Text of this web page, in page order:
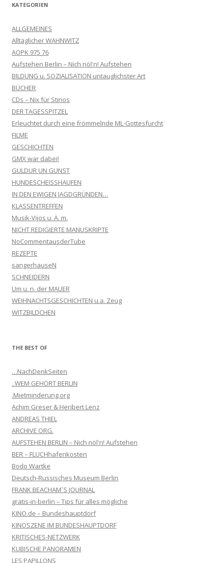
KATEGORIEN
ALLGEMEINES
Alltäglicher WAHNWITZ
AOPK 975 76
Aufstehen Berlin – Nich nöl'n! Aufstehen
BILDUNG u. SOZIALISATION untauglichster Art
BÜCHER
CDs – Nix für Stinos
DER TAGESSPITZEL
Erleuchtet durch eine frömmelnde ML-Gottesfurcht
FILME
GESCHICHTEN
GMX war dabei!
GULDUR UN GUNST
HUNDESCHEISSHAUFEN
IN DEN EWIGEN JAGDGRÜNDEN…
KLASSENTREFFEN
Musik-Vijos u. Ä. m.
NICHT REDIGIERTE MANUSKRIPTE
NoCommentausderTube
REZEPTE
sangerhauseN
SCHNEIDERN
Um u. n. der MAUER
WEIHNACHTSGESCHICHTEN u.a. Zeug
WITZBILDCHEN
THE BEST OF
…NachDenkSeiten
..WEM GEHÖRT BERLIN
.Mietminderung.org
Achim Greser & Heribert Lenz
ANDREAS THIEL
ARCHIVE ORG.
AUFSTEHEN BERLIN – Nich nöl'n! Aufstehen
BER – FLUCHhafenkosten
Bodo Wartke
Deutsch-Russisches Museum Berlin
FRANK BEACHAM´S JOURNAL
gratis-in-berlin – Tips für alles mögliche
KINO.de – Bundeshauptdorf
KINOSZENE IM BUNDESHAUPTDORF
KRITISCHES-NETZWERK
KUBISCHE PANORAMEN
LES PAPILLONS